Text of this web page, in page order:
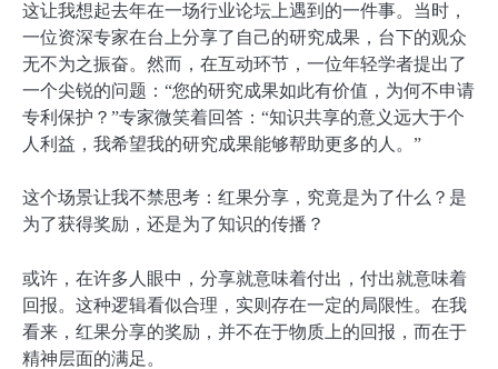
这让我想起去年在一场行业论坛上遇到的一件事。当时，
一位资深专家在台上分享了自己的研究成果，台下的观众
无不为之振奋。然而，在互动环节，一位年轻学者提出了
一个尖锐的问题：“您的研究成果如此有价值，为何不申请
专利保护？”专家微笑着回答：“知识共享的意义远大于个
人利益，我希望我的研究成果能够帮助更多的人。”
这个场景让我不禁思考：红果分享，究竟是为了什么？是
为了获得奖励，还是为了知识的传播？
或许，在许多人眼中，分享就意味着付出，付出就意味着
回报。这种逻辑看似合理，实则存在一定的局限性。在我
看来，红果分享的奖励，并不在于物质上的回报，而在于
精神层面的满足。